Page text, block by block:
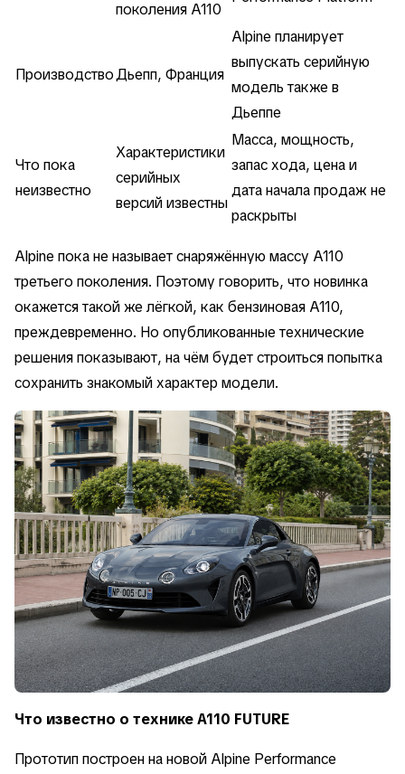
поколения A110
ПроизводствоДьепп, Франция
Alpine планирует
выпускать серийную
модель также в
Дьеппе
Что пока
неизвестно
Характеристики
серийных
версий известны
Масса, мощность,
запас хода, цена и
дата начала продаж не
раскрыты
Alpine пока не называет снаряжённую массу A110
третьего поколения. Поэтому говорить, что новинка
окажется такой же лёгкой, как бензиновая A110,
преждевременно. Но опубликованные технические
решения показывают, на чём будет строиться попытка
сохранить знакомый характер модели.
Что известно о технике A110 FUTURE
Прототип построен на новой Alpine Performance